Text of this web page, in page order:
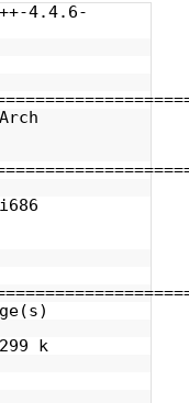
4.4.6-
Arch
i686
k